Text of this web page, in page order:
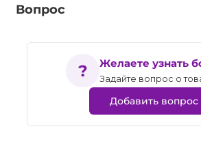
Вопрос
Желаете узнать
Задайте вопрос о
Добавить вопрос